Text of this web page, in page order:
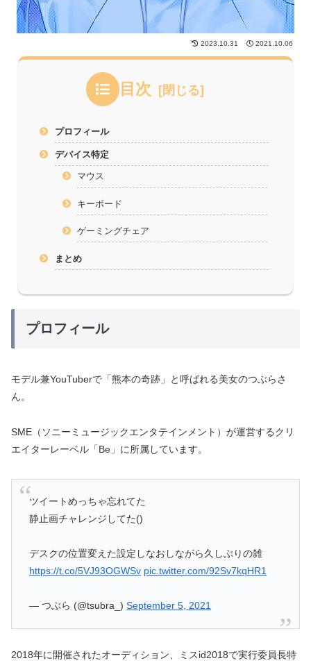
2023.10.31 2021.10.06
目次
プロフィール
デバイス特定
マウス
キーボード
ゲーミングチェア
まとめ
プロフィール
モデル兼YouTuberで「熊本の奇跡」と呼ばれる美女のつぶらさ
ん。
SME（ソニーミュージックエンタテインメント）が運営するクリ
エイターレーベル「Be」に所属しています。
ツイートめっちゃ忘れてた
静止画チャレンジしてた()
デスクの位置変えた設定しなおしながら久しぶりの雑
https://t.co/5VJ93OGWSv pic.twitter.com/92Sv7kqHR1
— つぶら (@tsubra_)September 5, 2021
2018年に開催されたオーディション、ミスid2018で実行委員長特